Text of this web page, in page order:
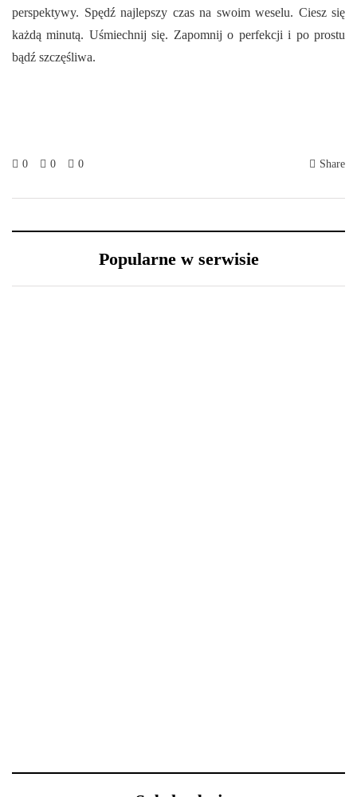
perspektywy. Spędź najlepszy czas na swoim weselu. Ciesz się
każdą minutą. Uśmiechnij się. Zapomnij o perfekcji i po prostu
bądź szczęśliwa.
0 0 0 Share
Popularne w serwisie
Nowy Rok – nowe
Lexus LFA Nürburgring
Package - co sprawia, że